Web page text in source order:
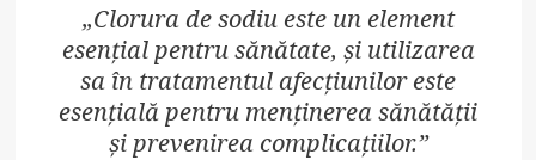
„Clorura de sodiu este un element
esențial pentru sănătate, și utilizarea
sa în tratamentul afecțiunilor este
esențială pentru menținerea sănătății
și prevenirea complicațiilor.”